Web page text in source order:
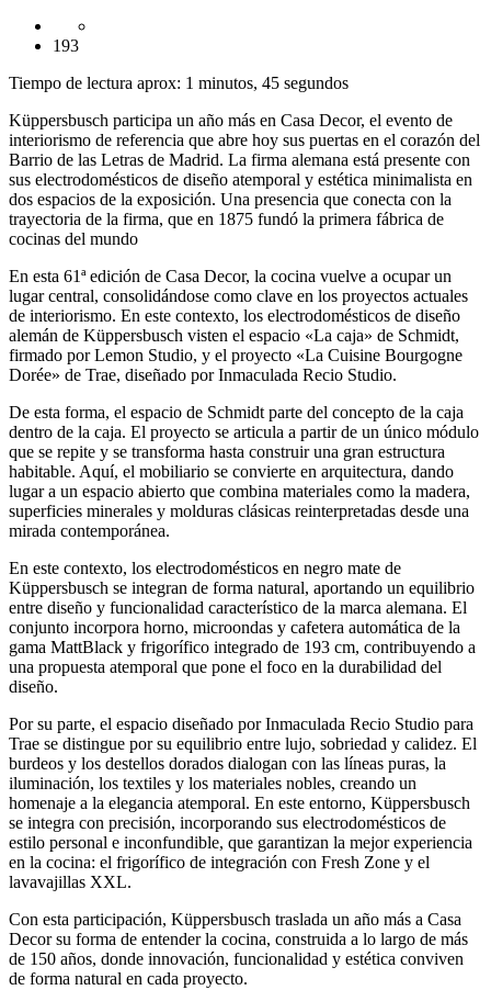
193
Tiempo de lectura aprox: 1 minutos, 45 segundos
Küppersbusch participa un año más en Casa Decor, el evento de
interiorismo de referencia que abre hoy sus puertas en el corazón del
Barrio de las Letras de Madrid. La firma alemana está presente con
sus electrodomésticos de diseño atemporal y estética minimalista en
dos espacios de la exposición. Una presencia que conecta con la
trayectoria de la firma, que en 1875 fundó la primera fábrica de
cocinas del mundo
En esta 61ª edición de Casa Decor, la cocina vuelve a ocupar un
lugar central, consolidándose como clave en los proyectos actuales
de interiorismo. En este contexto, los electrodomésticos de diseño
alemán de Küppersbusch visten el espacio «La caja» de Schmidt,
firmado por Lemon Studio, y el proyecto «La Cuisine Bourgogne
Dorée» de Trae, diseñado por Inmaculada Recio Studio.
De esta forma, el espacio de Schmidt parte del concepto de la caja
dentro de la caja. El proyecto se articula a partir de un único módulo
que se repite y se transforma hasta construir una gran estructura
habitable. Aquí, el mobiliario se convierte en arquitectura, dando
lugar a un espacio abierto que combina materiales como la madera,
superficies minerales y molduras clásicas reinterpretadas desde una
mirada contemporánea.
En este contexto, los electrodomésticos en negro mate de
Küppersbusch se integran de forma natural, aportando un equilibrio
entre diseño y funcionalidad característico de la marca alemana. El
conjunto incorpora horno, microondas y cafetera automática de la
gama MattBlack y frigorífico integrado de 193 cm, contribuyendo a
una propuesta atemporal que pone el foco en la durabilidad del
diseño.
Por su parte, el espacio diseñado por Inmaculada Recio Studio para
Trae se distingue por su equilibrio entre lujo, sobriedad y calidez. El
burdeos y los destellos dorados dialogan con las líneas puras, la
iluminación, los textiles y los materiales nobles, creando un
homenaje a la elegancia atemporal. En este entorno, Küppersbusch
se integra con precisión, incorporando sus electrodomésticos de
estilo personal e inconfundible, que garantizan la mejor experiencia
en la cocina: el frigorífico de integración con Fresh Zone y el
lavavajillas XXL.
Con esta participación, Küppersbusch traslada un año más a Casa
Decor su forma de entender la cocina, construida a lo largo de más
de 150 años, donde innovación, funcionalidad y estética conviven
de forma natural en cada proyecto.